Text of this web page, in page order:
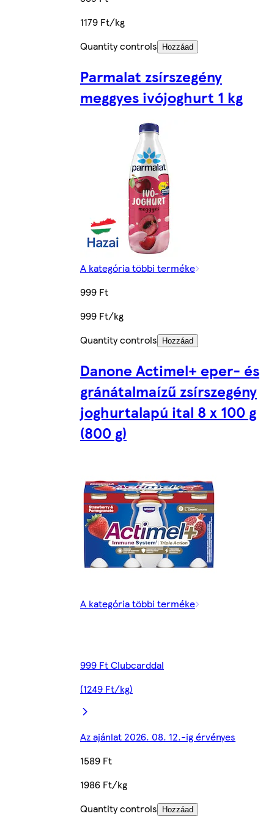
1179 Ft/kg
Quantity controls
Hozzáad
Parmalat zsírszegény
meggyes ivójoghurt 1 kg
A kategória többi terméke
999 Ft
999 Ft/kg
Quantity controls
Hozzáad
Danone Actimel+ eper- és
gránátalmaízű zsírszegény
joghurtalapú ital 8 x 100 g
(800 g)
A kategória többi terméke
999 Ft Clubcarddal
(1249 Ft/kg)
Az ajánlat 2026. 08. 12.-ig érvényes
1589 Ft
1986 Ft/kg
Quantity controls
Hozzáad